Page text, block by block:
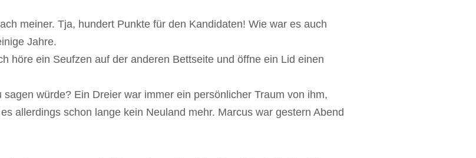
meiner. Tja, hundert Punkte für den Kandidaten! Wie war es auch
Jahre.
höre ein Seufzen auf der anderen Bettseite und öffne ein Lid einen
würde? Ein Dreier war immer ein persönlicher Traum von ihm,
allerdings schon lange kein Neuland mehr. Marcus war gestern Abend